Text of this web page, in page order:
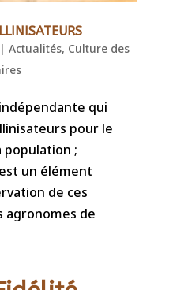
Actualités, Culture des
qui
pour le
population ;
un élément
de ces
agronomes de